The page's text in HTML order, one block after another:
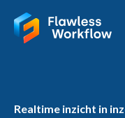
Realtime inzicht in